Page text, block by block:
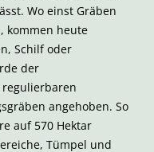
Wo einst Gräben
kommen heute
Schilf oder
der
angehoben. So
auf 570 Hektar
Tümpel und